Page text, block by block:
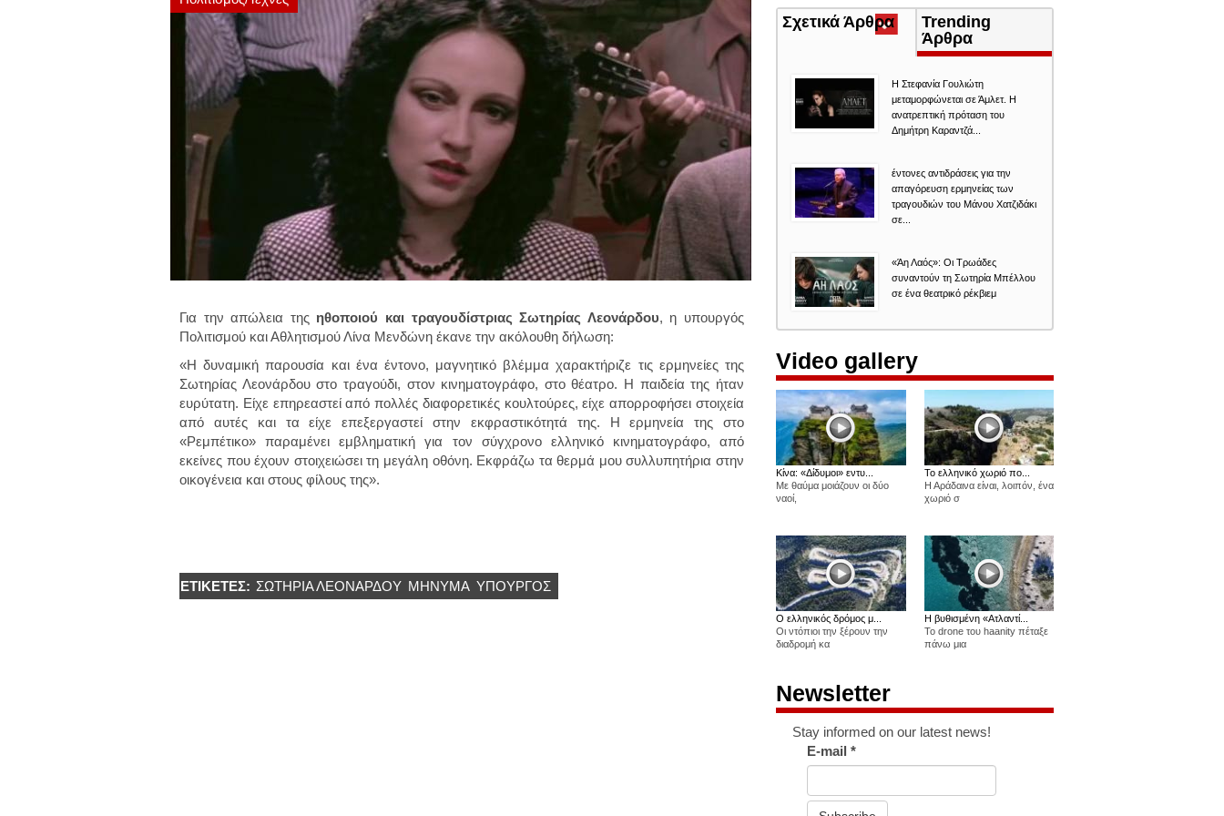
Για την απώλεια τηςηθοποιού και τραγουδίστριας Σωτηρίας Λεονάρδου, η υπουργός
Πολιτισμού και Αθλητισμού Λίνα Μενδώνη έκανε την ακόλουθη δήλωση:
«Η δυναμική παρουσία και ένα έντονο, μαγνητικό βλέμμα χαρακτήριζε τις ερμηνείες της
Σωτηρίας Λεονάρδου στο τραγούδι, στον κινηματογράφο, στο θέατρο. Η παιδεία της ήταν
ευρύτατη. Είχε επηρεαστεί από πολλές διαφορετικές κουλτούρες, είχε απορροφήσει στοιχεία
από αυτές και τα είχε επεξεργαστεί στην εκφραστικότητά της. Η ερμηνεία της στο
«Ρεμπέτικο» παραμένει εμβληματική για τον σύγχρονο ελληνικό κινηματογράφο, από
εκείνες που έχουν στοιχειώσει τη μεγάλη οθόνη. Εκφράζω τα θερμά μου συλλυπητήρια στην
οικογένεια και στους φίλους της».
ΕΤΙΚΈΤΕΣ: ΣΩΤΗΡΙΑ ΛΕΟΝΑΡΔΟΥ ΜΉΝΥΜΑ ΥΠΟΥΡΓΌΣ
Σχετικά Άρθρα (ενεργή
καρτέλα)
Trending
Άρθρα
Η Στεφανία Γουλιώτη
μεταμορφώνεται σε Άμλετ. Η
ανατρεπτική πρόταση του
Δημήτρη Καραντζά...
έντονες αντιδράσεις για την
απαγόρευση ερμηνείας των
τραγουδιών του Μάνου Χατζιδάκι
σε...
«Άη Λαός»: Οι Τρωάδες
συναντούν τη Σωτηρία Μπέλλου
σε ένα θεατρικό ρέκβιεμ
Video gallery
Κίνα: «Δίδυμοι» εντυ...
Με θαύμα μοιάζουν οι δύο
ναοί,
Το ελληνικό χωριό πο...
Η Αράδαινα είναι, λοιπόν, ένα
χωριό σ
Ο ελληνικός δρόμος μ...
Οι ντόπιοι την ξέρουν την
διαδρομή κα
Η βυθισμένη «Ατλαντί...
Το drone του haanity πέταξε
πάνω μια
Newsletter
Stay informed on our latest news!
E-mail*